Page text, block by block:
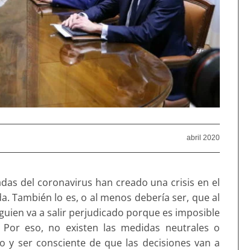
abril 2020
del coronavirus han creado una crisis en el
También lo es, o al menos debería ser, que al
va a salir perjudicado porque es imposible
eso, no existen las medidas neutrales o
ser consciente de que las decisiones van a